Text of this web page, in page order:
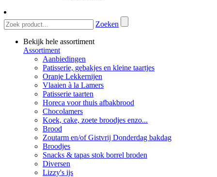
Zoeken
Bekijk hele assortiment
Assortiment
Aanbiedingen
Patisserie, gebakjes en kleine taartjes
Oranje Lekkernijen
Vlaaien à la Lamers
Patisserie taarten
Horeca voor thuis afbakbrood
Chocolamers
Koek, cake, zoete broodjes enzo...
Brood
Zoutarm en/of Gistvrij Donderdag bakdag
Broodjes
Snacks & tapas stok borrel broden
Diversen
Lizzy's ijs